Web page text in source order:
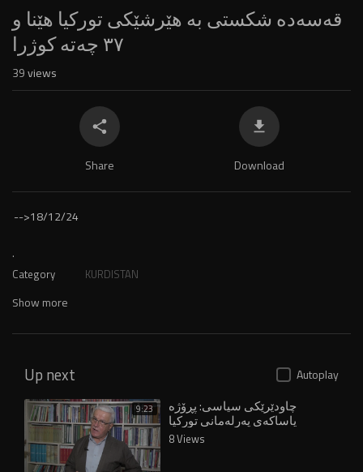
قەسەدە شکستی بە هێرشێکی تورکیا هێنا و
٣٧ چەتە کوژرا
39views
Share Download
-->18/12/24
.
Category KURDISTAN
Show more
Up next Autoplay
9:23 چاودێرێکی سیاسی: پڕۆژە
یاساکەی پەرلەمانی تورکیا
دەستکەوتێکی مێژووییە
8 Views